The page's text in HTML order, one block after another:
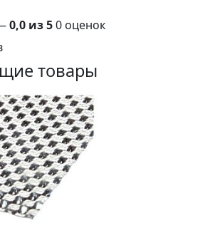
0,0 из 50 оценок
товары